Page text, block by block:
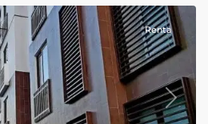
Next
Renta